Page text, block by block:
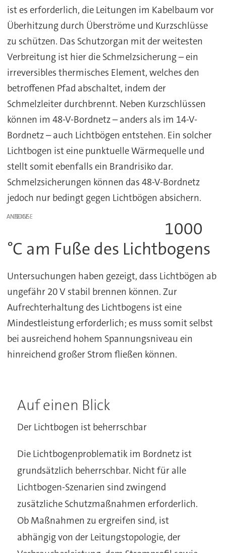
ist es erforderlich, die Leitungen im Kabelbaum vor
Überhitzung durch Überströme und Kurzschlüsse
zu schützen. Das Schutzorgan mit der weitesten
Verbreitung ist hier die Schmelzsicherung – ein
irreversibles thermisches Element, welches den
betroffenen Pfad abschaltet, indem der
Schmelzleiter durchbrennt. Neben Kurzschlüssen
können im 48-V-Bordnetz – anders als im 14-V-
Bordnetz – auch Lichtbögen entstehen. Ein solcher
Lichtbogen ist eine punktuelle Wärmequelle und
stellt somit ebenfalls ein Brandrisiko dar.
Schmelzsicherungen können das 48-V-Bordnetz
jedoch nur bedingt gegen Lichtbögen absichern.
ANZEIGE
1000
°C am Fuße des Lichtbogens
Untersuchungen haben gezeigt, dass Lichtbögen ab
ungefähr 20 V stabil brennen können. Zur
Aufrechterhaltung des Lichtbogens ist eine
Mindestleistung erforderlich; es muss somit selbst
bei ausreichend hohem Spannungsniveau ein
hinreichend großer Strom fließen können.
Auf einen Blick
Der Lichtbogen ist beherrschbar
Die Lichtbogenproblematik im Bordnetz ist
grundsätzlich beherrschbar. Nicht für alle
Lichtbogen-Szenarien sind zwingend
zusätzliche Schutzmaßnahmen erforderlich.
Ob Maßnahmen zu ergreifen sind, ist
abhängig von der Leitungstopologie, der